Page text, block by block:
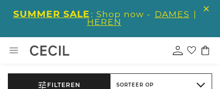
SUMMER SALE : Shop now - DAMES |
HEREN
FILTEREN SORTEER OP